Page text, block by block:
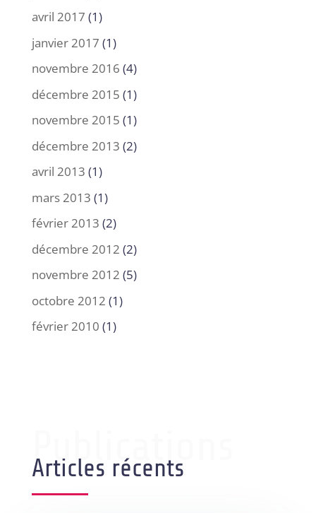
avril 2017 (1)
janvier 2017 (1)
novembre 2016 (4)
décembre 2015 (1)
novembre 2015 (1)
décembre 2013 (2)
avril 2013 (1)
mars 2013 (1)
février 2013 (2)
décembre 2012 (2)
novembre 2012 (5)
octobre 2012 (1)
février 2010 (1)
Publications
Articles récents